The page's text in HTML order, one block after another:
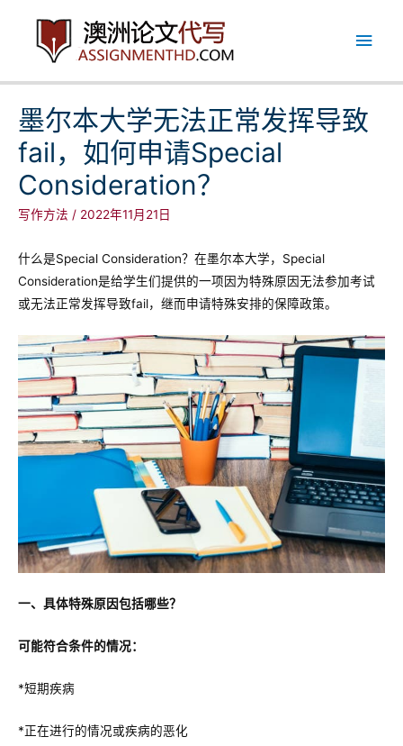
主
菜
单
墨尔本大学无法正常发挥导致
fail，如何申请Special
Consideration？
写作方法 / 2022年11月21日
什么是Special Consideration？在墨尔本大学，Special
Consideration是给学生们提供的一项因为特殊原因无法参加考试
或无法正常发挥导致fail，继而申请特殊安排的保障政策。
一、具体特殊原因包括哪些？
可能符合条件的情况：
*短期疾病
*正在进行的情况或疾病的恶化